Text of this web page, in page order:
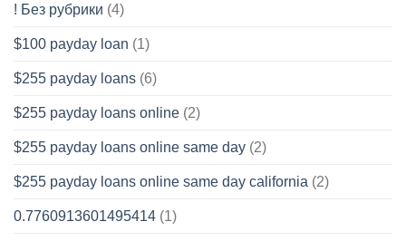
! Без рубрики (4)
$100 payday loan (1)
$255 payday loans (6)
$255 payday loans online (2)
$255 payday loans online same day (2)
$255 payday loans online same day california (2)
0.7760913601495414 (1)